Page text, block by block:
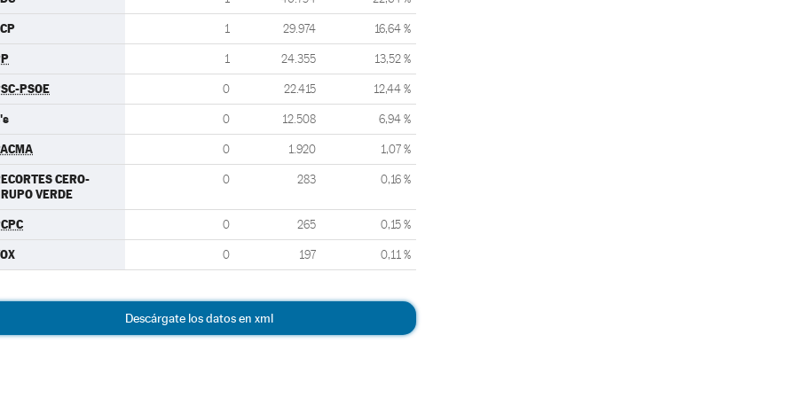
1 29.974 16,64 %
1 24.355 13,52 %
PSOE 0 22.415 12,44 %
0 12.508 6,94 %
0 1.920 1,07 %
CERO-
VERDE
0 283 0,16 %
0 265 0,15 %
0 197 0,11 %
Descárgate los datos en xml